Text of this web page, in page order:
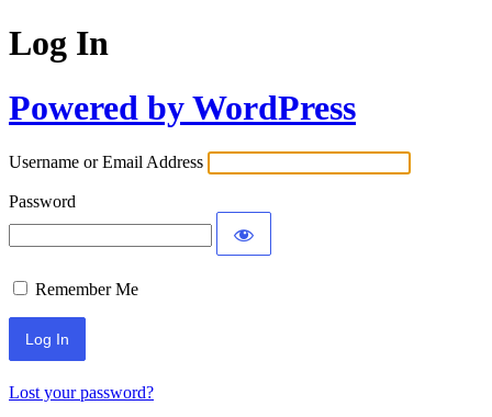
Log In
Powered by WordPress
Username or Email Address
Password
Remember Me
Lost your password?